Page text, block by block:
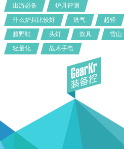
出游必备
炉具评测
什么炉具比较好
透气
超轻
越野鞋
头灯 炊具
雪山
轻量化
战术手电